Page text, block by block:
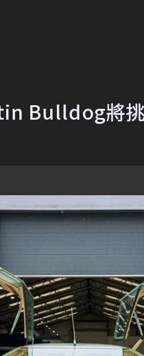
Bulldog將挑